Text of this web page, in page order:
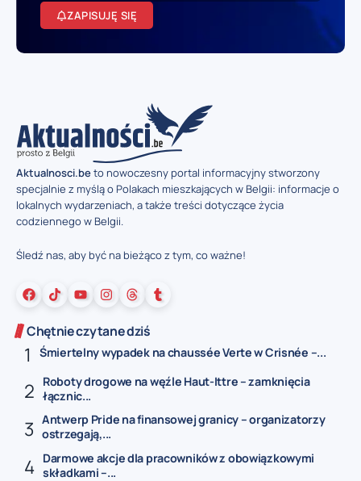
ZAPISUJĘ SIĘ
Aktualnosci.beto nowoczesny portal informacyjny stworzony
specjalnie z myślą o Polakach mieszkających w Belgii: informacje o
lokalnych wydarzeniach, a także treści dotyczące życia
codziennego w Belgii.
Śledź nas, aby być na bieżąco z tym, co ważne!
Chętnie czytane dziś
Śmiertelny wypadek na chaussée Verte w Crisnée –...
Roboty drogowe na węźle Haut-Ittre – zamknięcia
łącznic...
Antwerp Pride na finansowej granicy – organizatorzy
ostrzegają,...
Darmowe akcje dla pracowników z obowiązkowymi
składkami –...